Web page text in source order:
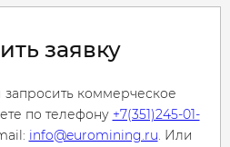
заявку
запросить коммерческое
по телефону +7(351)245-01-
info@euromining.ru. Или